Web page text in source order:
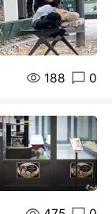
188 0